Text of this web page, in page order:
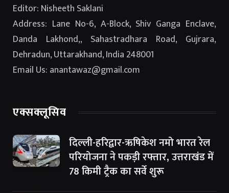
Editor: Nisheeth Saklani
Address: Lane No-6, A-Block, Shiv Ganga Enclave,
Danda Lakhond,, Sahastradhara Road, Gujrara,
Dehradun, Uttarakhand, India 248001
Email Us: anantawaz@gmail.com
एक्सक्लूसिव
दिल्ली-हरिद्वार-ऋषिकेश नमो भारत रेल
परियोजना ने पकड़ी रफ्तार, उत्तराखंड में
78 किमी ट्रैक का सर्वे शुरू